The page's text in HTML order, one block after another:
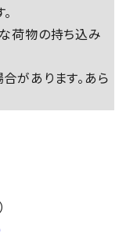
荷物の持ち込み
があります。あら